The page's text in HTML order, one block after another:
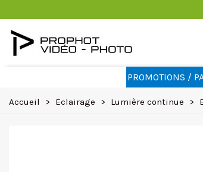
PROMOTIONS /
Accueil > Eclairage > Lumière continue >